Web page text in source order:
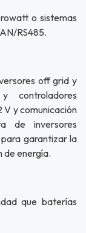
o sistemas
RS485.
off grid y
controladores
y comunicación
de inversores
garantizar la
de energía.
que baterías